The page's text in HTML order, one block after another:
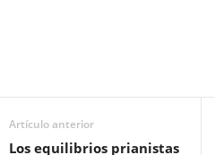
Artículo anterior
Los equilibrios prianistas